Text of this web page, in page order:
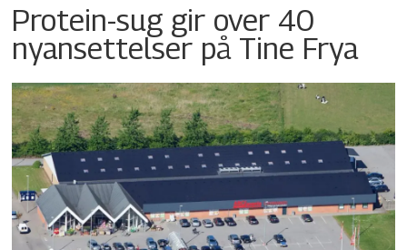
Protein-sug gir over 40
nyansettelser på Tine Frya